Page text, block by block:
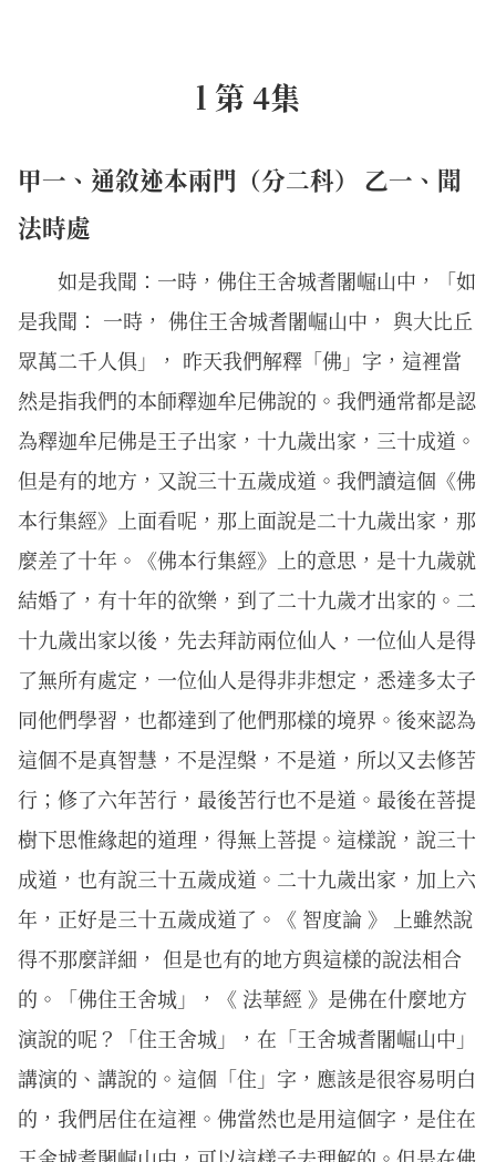
l 第 4集
甲一、通敘迹本兩門（分二科） 乙一、聞
法時處
如是我聞：一時，佛住王舍城耆闍崛山中，「如
是我聞： 一時， 佛住王舍城耆闍崛山中， 與大比丘
眾萬二千人俱」， 昨天我們解釋「佛」字，這裡當
然是指我們的本師釋迦牟尼佛說的。我們通常都是認
為釋迦牟尼佛是王子出家，十九歲出家，三十成道。
但是有的地方，又說三十五歲成道。我們讀這個《佛
本行集經》上面看呢，那上面說是二十九歲出家，那
麼差了十年。《佛本行集經》上的意思，是十九歲就
結婚了，有十年的欲樂，到了二十九歲才出家的。二
十九歲出家以後，先去拜訪兩位仙人，一位仙人是得
了無所有處定，一位仙人是得非非想定，悉達多太子
同他們學習，也都達到了他們那樣的境界。後來認為
這個不是真智慧，不是涅槃，不是道，所以又去修苦
行；修了六年苦行，最後苦行也不是道。最後在菩提
樹下思惟緣起的道理，得無上菩提。這樣說，說三十
成道，也有說三十五歲成道。二十九歲出家，加上六
年，正好是三十五歲成道了。《 智度論 》 上雖然說
得不那麼詳細， 但是也有的地方與這樣的說法相合
的。「佛住王舍城」，《 法華經 》是佛在什麼地方
演說的呢？「住王舍城」，在「王舍城耆闍崛山中」
講演的、講說的。這個「住」字，應該是很容易明白
的，我們居住在這裡。佛當然也是用這個字，是住在